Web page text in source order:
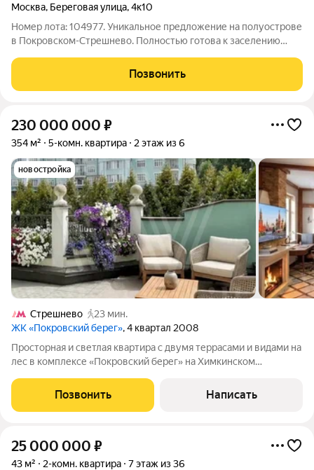
Москва, Береговая улица,4к10
Номер лота: 104977. Уникальное предложение на полуострове
в Покровском-Стрешнево. Полностью готова к заселению
квартире и планировке: расположена на 4 этаже 6-этажного
кирпичного дома
Позвонить
230 000 000 ₽
354 м² 5-комн. квартира 2 этаж из 6
новостройка
Стрешнево
23 мин.
ЖК «Покровский берег», 4 квартал 2008
Просторная и светлая квартира с двумя террасами и видами на
лес в комплексе «Покровский берег» на Химкинском
расположена на первом этаже. Планировка: кухня-гостиная с
выходом на большую террасу и
Позвонить Написать
25 000 000 ₽
43 м² 2-комн. квартира 7 этаж из 36